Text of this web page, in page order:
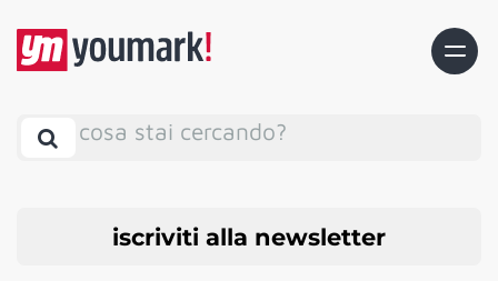
cosa stai cercando?
iscriviti alla newsletter